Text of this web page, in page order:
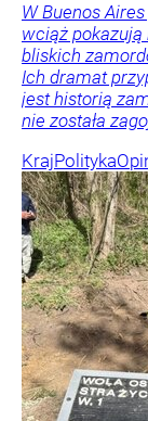
W Buenos
wciąż
bliskich
Ich dramat
jest historią
nie została
KrajPolityka